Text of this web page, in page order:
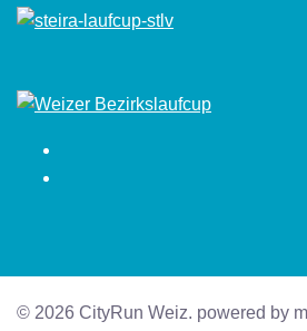
© 2026 CityRun Weiz. powered by